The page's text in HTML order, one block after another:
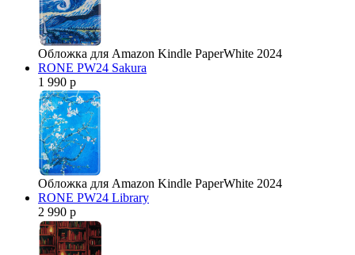
Обложка для Amazon Kindle PaperWhite 2024
RONE PW24 Sakura
1 990 р
Обложка для Amazon Kindle PaperWhite 2024
RONE PW24 Library
2 990 р